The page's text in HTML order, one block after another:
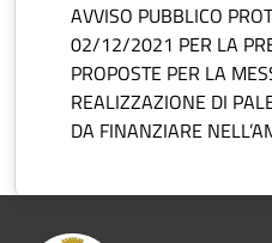
AVVISO PUBBLICO
02/12/2021 PER LA
PROPOSTE PER LA
REALIZZAZIONE DI
DA FINANZIARE